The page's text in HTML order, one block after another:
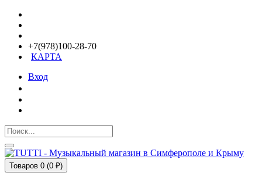
+7(978)100-28-70
КАРТА
Вход
Товаров 0 (0 ₽)